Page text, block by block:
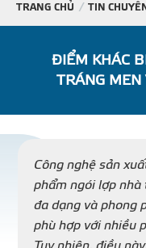
TRANG CHỦ TIN
ĐIỂM KHÁC
TRÁNG
Công nghệ sản
phẩm ngói lợp
đa dạng và phong
phù hợp với nhiều